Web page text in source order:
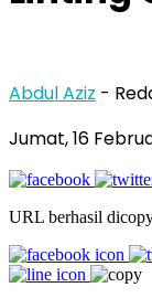
Abdul Aziz -
Jumat, 16
URL berhasil